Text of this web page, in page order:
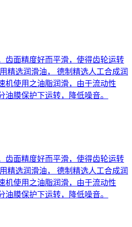
齿面精度好而平滑，使得齿轮运转
精选润滑油， 德制精选人工合成润
机使用之油脂润滑，由于流动性
油膜保护下运转，降低噪音。
齿面精度好而平滑，使得齿轮运转
精选润滑油， 德制精选人工合成润
机使用之油脂润滑，由于流动性
油膜保护下运转，降低噪音。